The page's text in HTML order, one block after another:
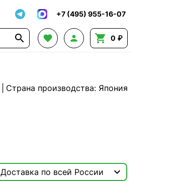
+7 (495) 955-16-07
    0 ₽
Страна производства: Япония
Доставка по всей России 